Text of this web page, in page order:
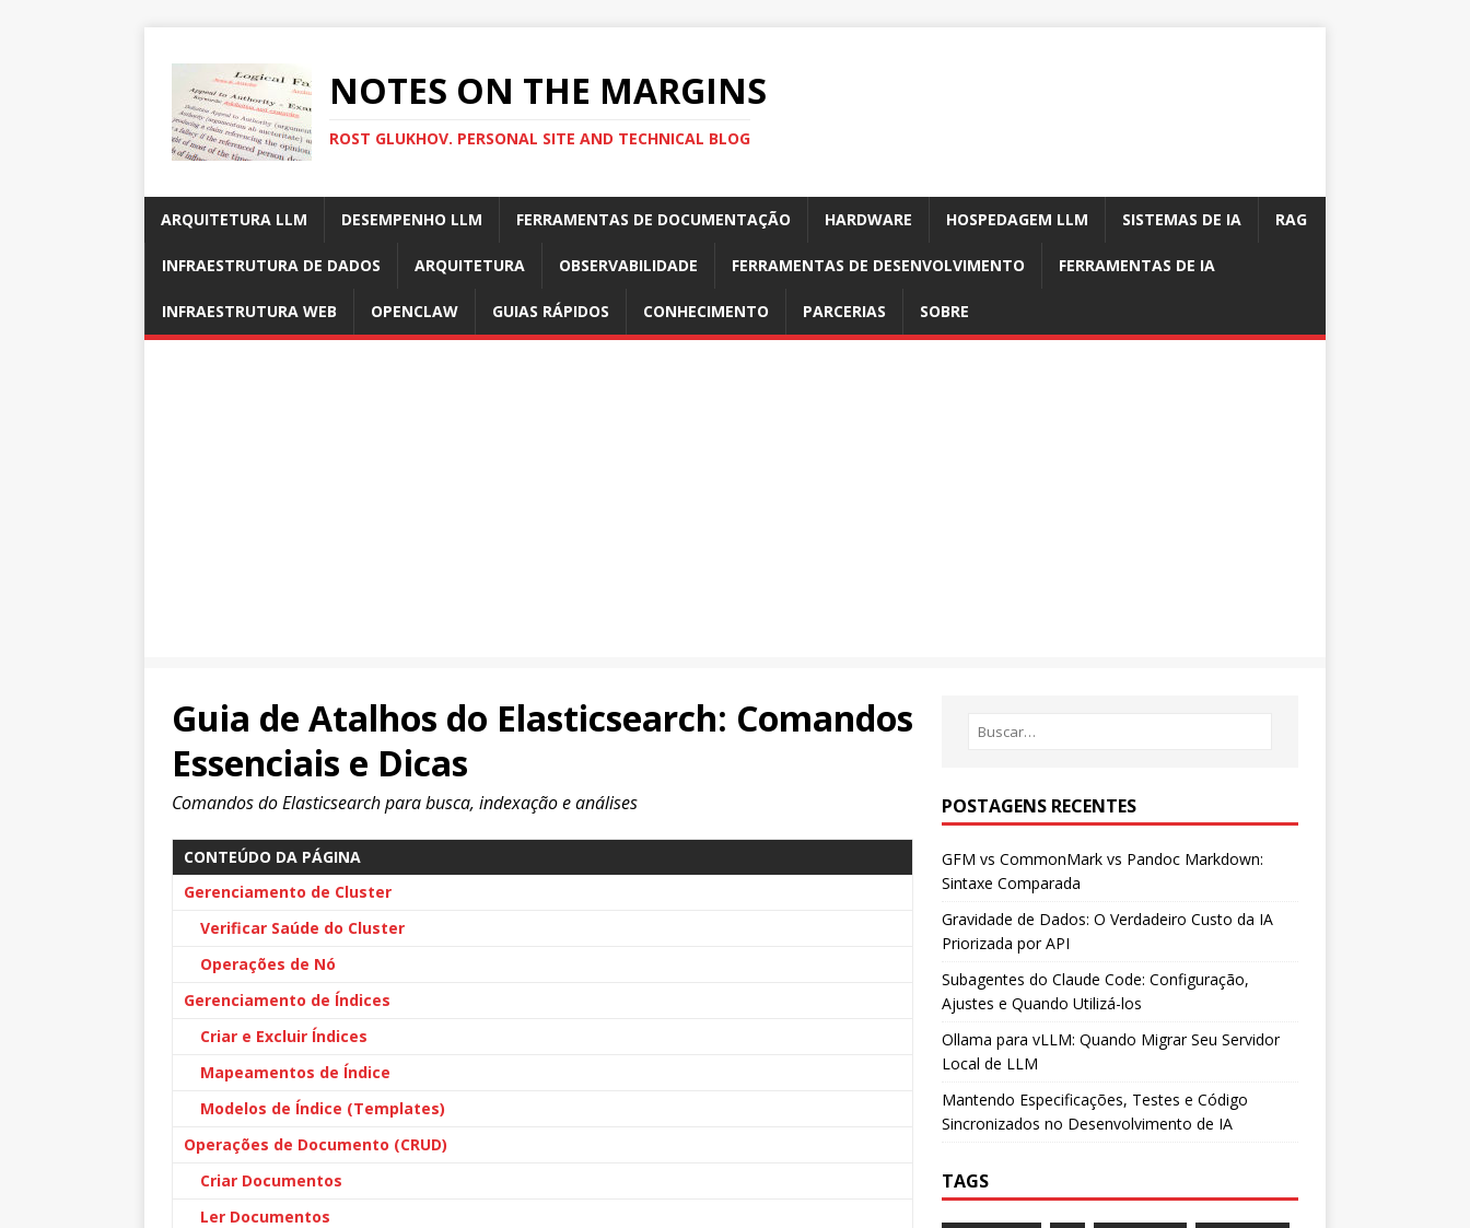
NOTES ON THE MARGINS
ROST GLUKHOV. PERSONAL SITE AND TECHNICAL BLOG
ARQUITETURA LLM DESEMPENHO LLM FERRAMENTAS DE DOCUMENTAÇÃO HARDWARE HOSPEDAGEM LLM SISTEMAS DE IA RAG
INFRAESTRUTURA DE DADOS ARQUITETURA OBSERVABILIDADE FERRAMENTAS DE DESENVOLVIMENTO FERRAMENTAS DE IA
INFRAESTRUTURA WEB OPENCLAW GUIAS RÁPIDOS CONHECIMENTO PARCERIAS SOBRE
Guia de Atalhos do Elasticsearch: Comandos
Essenciais e Dicas
Comandos do Elasticsearch para busca, indexação e análises
CONTEÚDO DA PÁGINA
Gerenciamento de Cluster
Verificar Saúde do Cluster
Operações de Nó
Gerenciamento de Índices
Criar e Excluir Índices
Mapeamentos de Índice
Modelos de Índice (Templates)
Operações de Documento (CRUD)
Criar Documentos
Ler Documentos
POSTAGENS RECENTES
GFM vs CommonMark vs Pandoc Markdown:
Sintaxe Comparada
Gravidade de Dados: O Verdadeiro Custo da IA
Priorizada por API
Subagentes do Claude Code: Configuração,
Ajustes e Quando Utilizá-los
Ollama para vLLM: Quando Migrar Seu Servidor
Local de LLM
Mantendo Especificações, Testes e Código
Sincronizados no Desenvolvimento de IA
TAGS